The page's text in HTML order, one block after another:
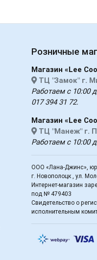
Розничные
Магазин «Lee
ТЦ "Замок" г.
Работаем с 10:00
017 394 31 72.
Магазин «Lee
ТЦ "Манеж" г.
Работаем с 10:00
ООО «Лана-Джинс»,
г. Новополоцк , ул.
Интернет-магазин
под № 479403
Свидетельство о
исполнительным